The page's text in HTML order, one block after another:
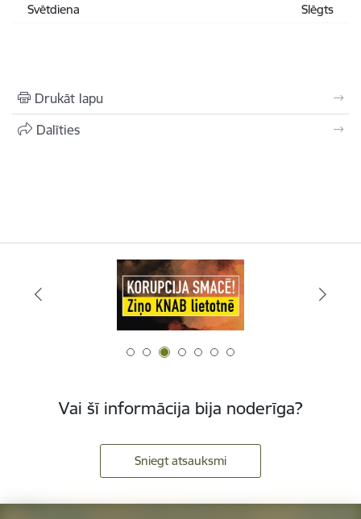
Svētdiena
Slēgts
Drukāt lapu
Dalīties
Vai šī informācija bija noderīga?
Sniegt atsauksmi